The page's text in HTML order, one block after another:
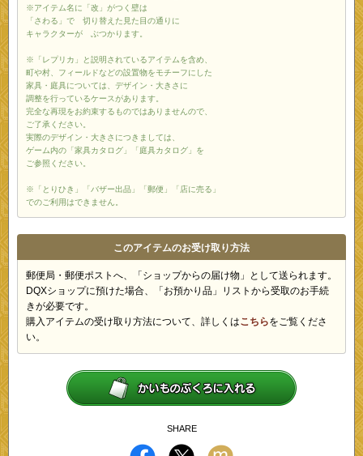
※アイテム名に「改」がつく壁は
「さわる」で 切り替えた見た目の通りに
キャラクターが ぶつかります。
※「レプリカ」と説明されているアイテムを含め、
町や村、フィールドなどの設置物をモチーフにした
家具・庭具については、デザイン・大きさに
調整を行っているケースがあります。
完全な再現をお約束するものではありませんので、
ご了承ください。
実際のデザイン・大きさにつきましては、
ゲーム内の「家具カタログ」「庭具カタログ」を
ご参照ください。
※「とりひき」「バザー出品」「郵便」「店に売る」
でのご利用はできません。
このアイテムのお受け取り方法
郵便局・郵便ポストへ、「ショップからの届け物」として送られます。
DQXショップに預けた場合、「お預かり品」リストから受取のお手続
きが必要です。
購入アイテムの受け取り方法について、詳しくはこちらをご覧くださ
い。
SHARE